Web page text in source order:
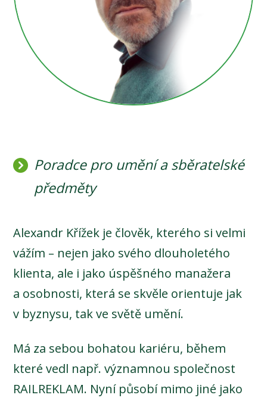
Poradce pro umění a sběratelské
předměty
Alexandr Křížek je člověk, kterého si velmi
vážím – nejen jako svého dlouholetého
klienta, ale i jako úspěšného manažera
a osobnosti, která se skvěle orientuje jak
v byznysu, tak ve světě umění.
Má za sebou bohatou kariéru, během
které vedl např. významnou společnost
RAILREKLAM. Nyní působí mimo jiné jako